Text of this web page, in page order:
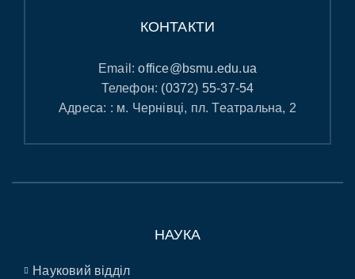
КОНТАКТИ
Email:office@bsmu.edu.ua
Телефон: (0372) 55-37-54
Адреса: : м. Чернівці, пл. Театральна, 2
НАУКА
Науковий відділ